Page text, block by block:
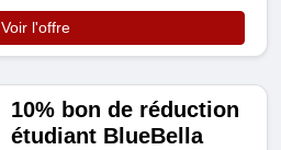
Voir l'offre
10% bon de réduction
étudiant BlueBella